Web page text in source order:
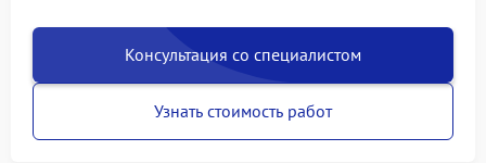
Консультация со специалистом
Узнать стоимость работ